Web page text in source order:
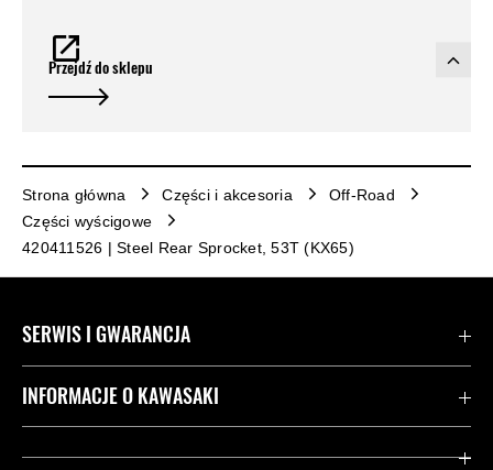
Przejdź do sklepu
Strona główna Części i akcesoria
Off-Road
Części wyścigowe
420411526 | Steel Rear Sprocket, 53T (KX65)
SERWIS I GWARANCJA
Kontakt
INFORMACJE O KAWASAKI
Dziedzictwo Kawasaki